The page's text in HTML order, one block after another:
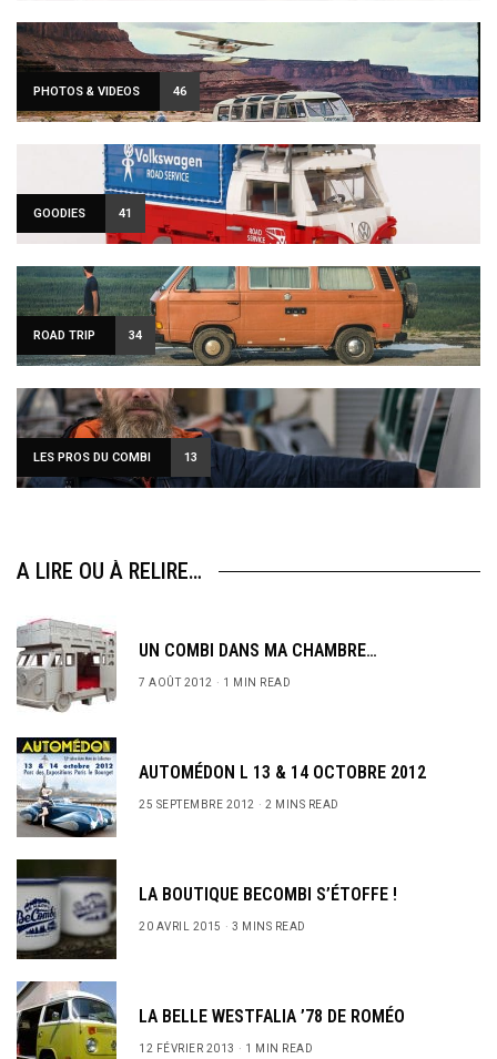
PHOTOS & VIDEOS 46
GOODIES 41
ROAD TRIP 34
LES PROS DU COMBI 13
A LIRE OU À RELIRE…
UN COMBI DANS MA CHAMBRE…
7 AOÛT 2012 1 MIN READ
AUTOMÉDON L 13 & 14 OCTOBRE 2012
25 SEPTEMBRE 2012 2 MINS READ
LA BOUTIQUE BECOMBI S’ÉTOFFE !
20 AVRIL 2015 3 MINS READ
LA BELLE WESTFALIA ’78 DE ROMÉO
12 FÉVRIER 2013 1 MIN READ